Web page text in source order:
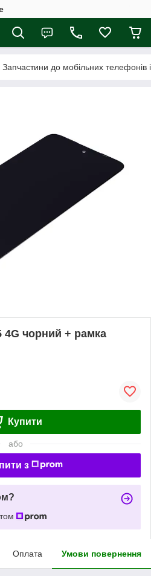
Запчастини до мобільних телефонів
4G чорний + рамка
Купити
або
з
Оплата Умови повернення